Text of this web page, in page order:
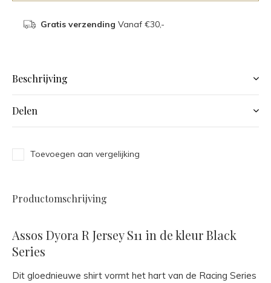
Gratis verzending Vanaf €30,-
Beschrijving
Delen
Toevoegen aan vergelijking
Productomschrijving
Assos Dyora R Jersey S11 in de kleur Black
Series
Dit gloednieuwe shirt vormt het hart van de Racing Series